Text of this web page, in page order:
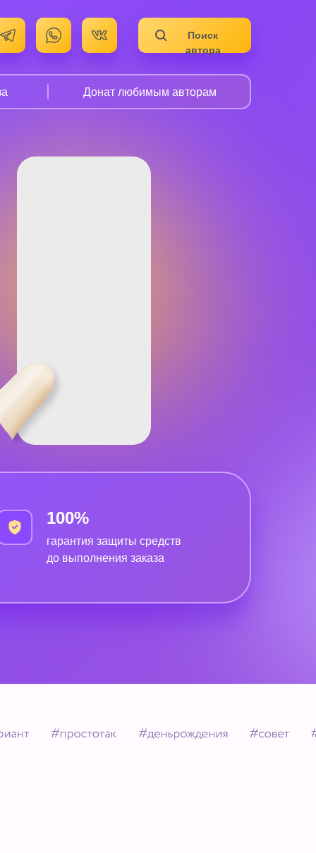
Поиск
автора
Донат любимым авторам
гарантия защиты средств
до выполнения заказа
100%